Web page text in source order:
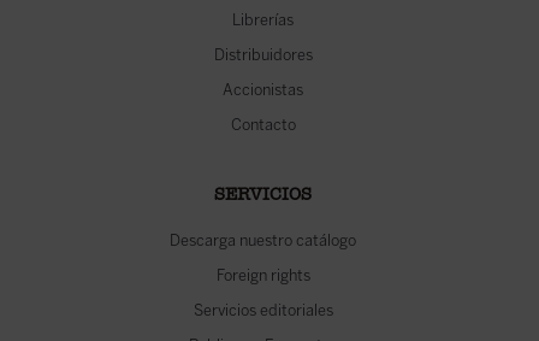
Librerías
Distribuidores
Accionistas
Contacto
SERVICIOS
Descarga nuestro catálogo
Foreign rights
Servicios editoriales